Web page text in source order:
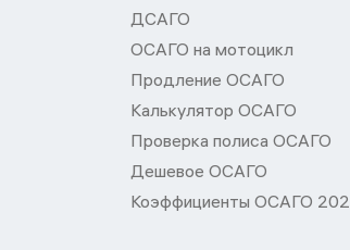
ДСАГО
ОСАГО на мотоцикл
Продление ОСАГО
Калькулятор ОСАГО
Проверка полиса ОСАГО
Дешевое ОСАГО
Коэффициенты ОСАГО